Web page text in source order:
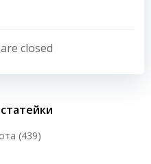
closed
(439)